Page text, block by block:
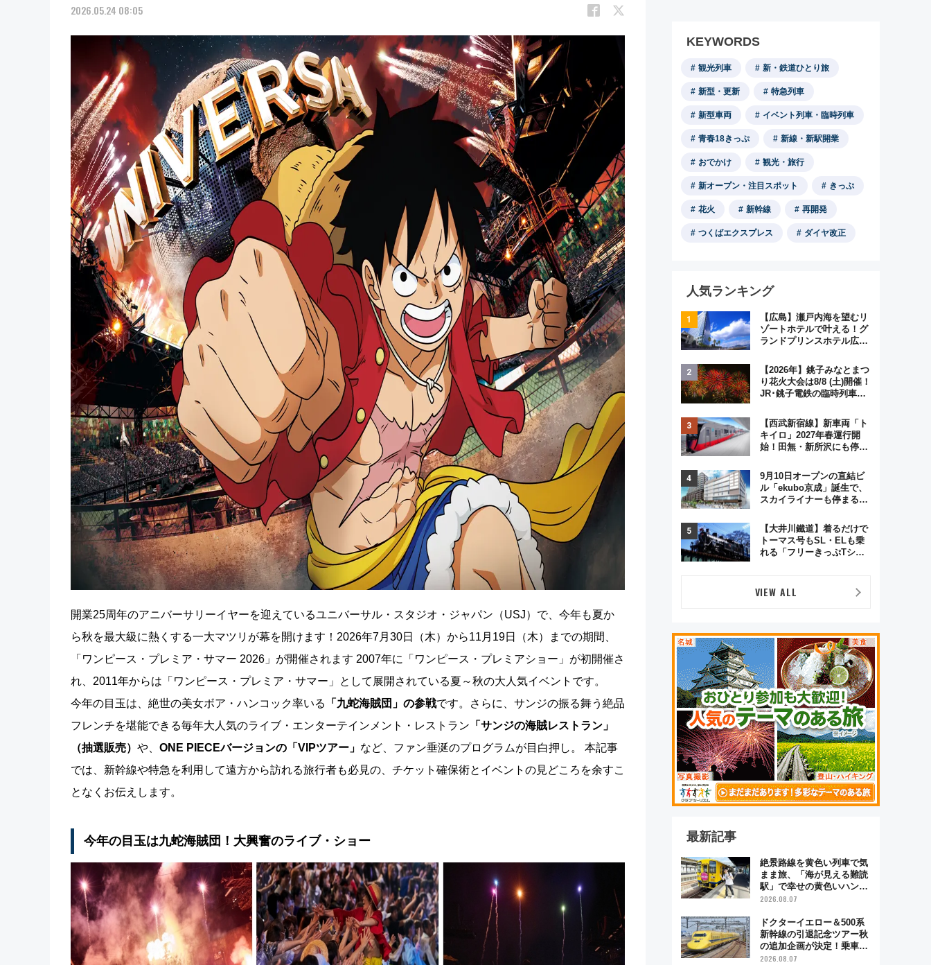
2026.05.24 08:05
開業25周年のアニバーサリーイヤーを迎えているユニバーサル・スタジオ・ジャパン（USJ）で、今年も夏か
ら秋を最大級に熱くする一大マツリが幕を開けます！2026年7月30日（木）から11月19日（木）までの期間、
「ワンピース・プレミア・サマー 2026」が開催されます 2007年に「ワンピース・プレミアショー」が初開催さ
れ、2011年からは「ワンピース・プレミア・サマー」として展開されている夏～秋の大人気イベントです。
今年の目玉は、絶世の美女ボア・ハンコック率いる
「九蛇海賊団」の参戦です。さらに、サンジの振る舞う絶品
フレンチを堪能できる毎年大人気のライブ・エンターテインメント・レストラン 「サンジの海賊レストラン」
（抽選販売） や、 ONE PIECEバージョンの「VIPツアー」 など、ファン垂涎のプログラムが目白押し。 本記事
では、新幹線や特急を利用して遠方から訪れる旅行者も必見の、チケット確保術とイベントの見どころを余すこ
となくお伝えします。
今年の目玉は九蛇海賊団！大興奮のライブ・ショー
KEYWORDS
観光列車 新・鉄道ひとり旅
新型・更新 特急列車
新型車両 イベント列車・臨時列車
青春18きっぷ 新線・新駅開業
おでかけ 観光・旅行
新オープン・注目スポット きっぷ
花火 新幹線 再開発
つくばエクスプレス ダイヤ改正
人気ランキング
【広島】瀬戸内海を望むリ
ゾートホテルで叶える！グ
ランドプリンスホテル広島
ジュアルパーティープラン
【2026年】銚子みなとまつ
り花火大会は8/8 (土)開催！
JR･銚子電鉄の臨時列車や
く8,000発の大迫力＆屋台
を満喫
【西武新宿線】新車両「ト
キイロ」2027年春運行開
始！田無・新所沢にも停
弾」も
9月10日オープンの直結ビ
ル「ekubo京成」誕生で、
スカイライナーも停まる巨
変わる？ 全テナント情報も
公開！
【大井川鐵道】着るだけで
トーマス号もSL・ELも乗
れる「フリーきっぷTシャ
VIEW ALL
最新記事
絶景路線を黄色い列車で気
まま旅、「海が見える難読
駅」で幸せの黄色いハンカ
チに願いを 「新・鉄道ひ
「島原鉄道」
2026.08.07
ドクターイエロー＆500系
新幹線の引退記念ツアー秋
の追加企画が決定！乗車体
験やグッズ・ホテル情報ま
2026.08.07